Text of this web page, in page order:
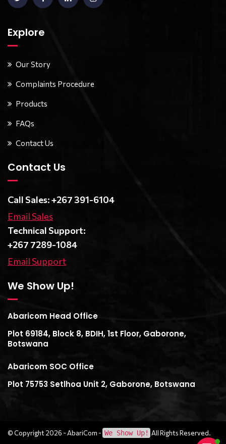
Explore
Our Story
Complaints Procedure
Products
FAQs
Contact Us
Contact Us
Call Sales: +267 391-6104
Email Sales
Technical Support:
+267 7289-1084
Email Support
We Show Up!
Abaricom Head Office
Plot 69184, Block 8, BDIH, 1st Floor, Gaborone,
Botswana
Abaricom SOC Office
Plot 75753 Setlhoa Unit 2, Gaborone, Botswana
© Copyright 2026 -AbariCom - We Show Up! All Rights Reserved.